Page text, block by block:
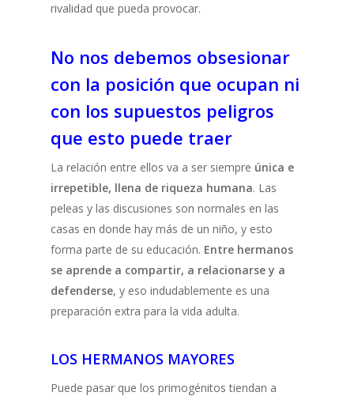
rivalidad que pueda provocar.
No nos debemos obsesionar
con la posición que ocupan ni
con los supuestos peligros
que esto puede traer
La relación entre ellos va a ser siempre única e
irrepetible, llena de riqueza humana. Las
peleas y las discusiones son normales en las
casas en donde hay más de un niño, y esto
forma parte de su educación. Entre hermanos
se aprende a compartir, a relacionarse y a
defenderse, y eso indudablemente es una
preparación extra para la vida adulta.
LOS HERMANOS MAYORES
Puede pasar que los primogénitos tiendan a